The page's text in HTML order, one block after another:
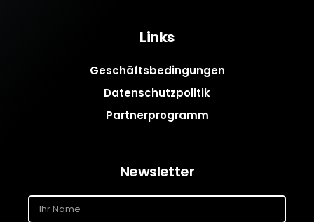
Links
Geschäftsbedingungen
Datenschutzpolitik
Partnerprogramm
Newsletter